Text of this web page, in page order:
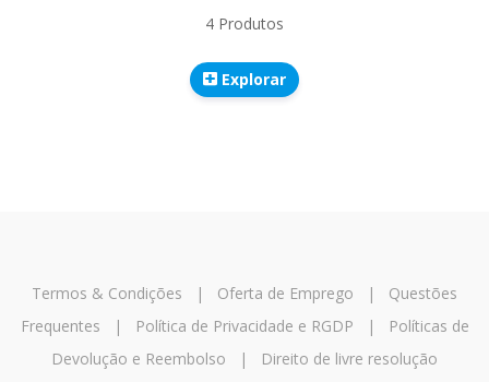
4 Produtos
Explorar
Termos & Condições | Oferta de Emprego | Questões
Frequentes | Política de Privacidade e RGDP |
Políticas de
Devolução e Reembolso | Direito de livre resolução